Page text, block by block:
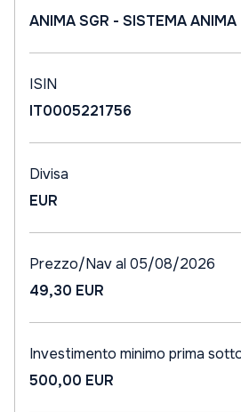
ANIMA SGR - SISTEMA ANIMA
ISIN
IT0005221756
Divisa
EUR
Prezzo/Nav al 05/08/2026
49,30 EUR
Investimento minimo prima
500,00 EUR